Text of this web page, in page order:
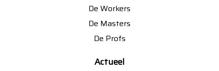
De Workers
De Masters
De Profs
Actueel